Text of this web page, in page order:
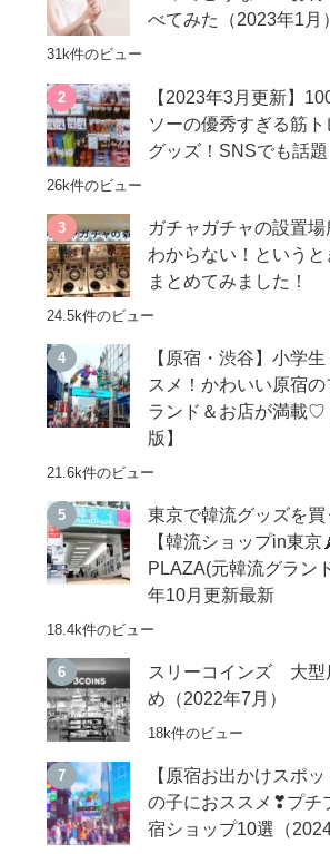
べてみた（2023年1月）
31k件のビュー
【2023年3月更新】
ソーの優秀すぎる筋ト
グッズ！SNSでも話題
26k件のビュー
ガチャガチャの設置
わからない！という
まとめてみました！
24.5k件のビュー
【原宿・渋谷】小学
スメ！かわいい原宿
ランド＆お店が満載♡
版】
21.6k件のビュー
東京で韓流グッズを買
【韓流ショップin東京
PLAZA(元韓流グラン
年10月更新最新
18.4k件のビュー
スリーコインズ 大
め（2022年7月）
18k件のビュー
【原宿お出かけスポ
の子におススメ❣プチ
宿ショップ10選（